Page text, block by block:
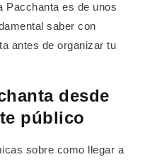
Pacchanta es de unos
saber con
antes de organizar tu
desde
público
sobre como llegar a